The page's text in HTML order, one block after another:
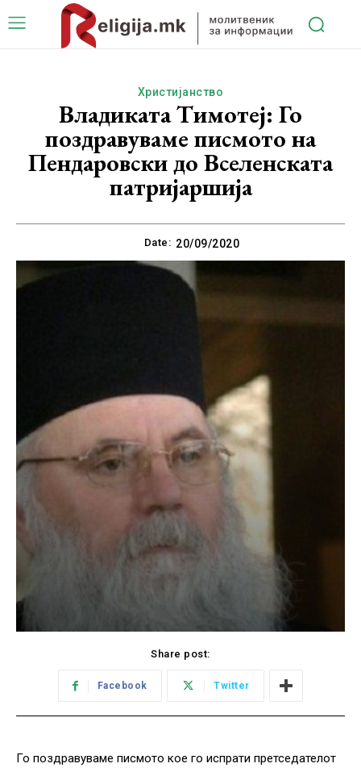
Христијанство
Владиката Tимотеј: Го
поздравуваме писмото на
Пендаровски до Вселенската
патријаршија
Date: 20/09/2020
Share post:
Facebook Twitter
Го поздравуваме писмото кое го испрати претседателот